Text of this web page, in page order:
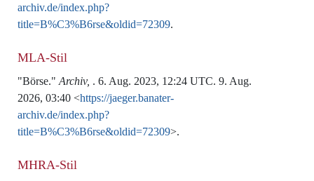
archiv.de/index.php?
title=B%C3%B6rse&oldid=72309.
MLA-Stil
"Börse." Archiv, . 6. Aug. 2023, 12:24 UTC. 9. Aug.
2026, 03:40 <https://jaeger.banater-
archiv.de/index.php?
title=B%C3%B6rse&oldid=72309>.
MHRA-Stil